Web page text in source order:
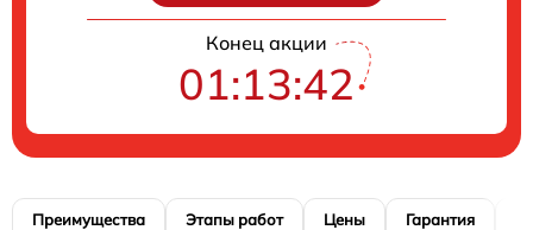
Конец акции
01:13:41
Преимущества Этапы работ Цены Гарантия